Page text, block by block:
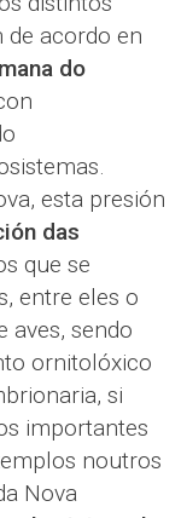
de acordo en
do
esta presión
das
que se
entre eles o
aves, sendo
ornitolóxico
si
importantes
noutros
Nova